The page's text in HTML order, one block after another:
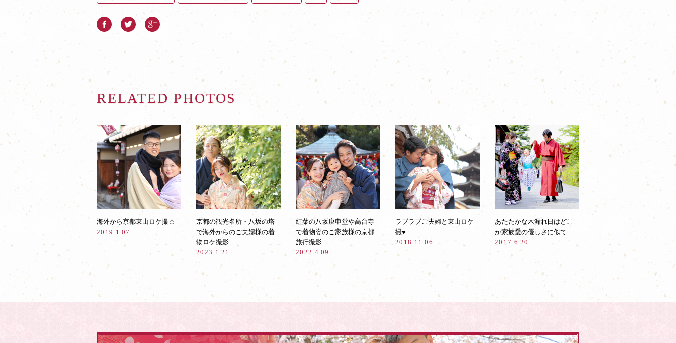
RELATED PHOTOS
海外から京都東山ロケ撮☆
2019.1.07
京都の観光名所・八坂の塔
で海外からのご夫婦様の着
物ロケ撮影
2023.1.21
紅葉の八坂庚申堂や高台寺
で着物姿のご家族様の京都
旅行撮影
2022.4.09
ラブラブご夫婦と東山ロケ
撮♥︎
2018.11.06
あたたかな木漏れ日はどこ
か家族愛の優しさに似て…
2017.6.20